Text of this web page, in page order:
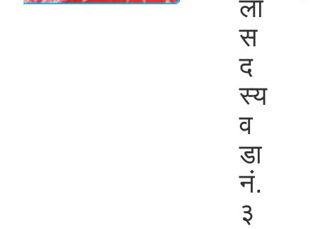
ला
स
द
स्य
व
डा
नं.
३